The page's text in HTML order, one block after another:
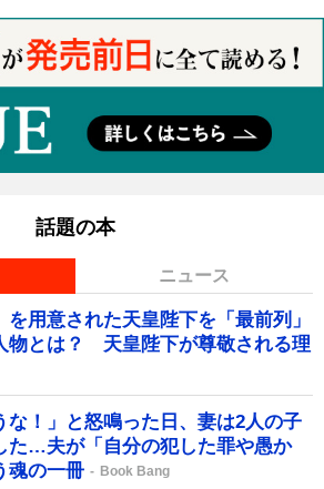
話題の本
ニュース
用意された天皇陛下を「最前列」
物とは？ 天皇陛下が尊敬される理
な！」と怒鳴った日、妻は2人の子
た…夫が「自分の犯した罪や愚か
魂の一冊
Book Bang